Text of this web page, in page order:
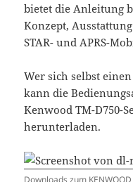
bietet die Anleitung
Konzept,
STAR- und APRS-
Wer sich selbst
kann die
Kenwood TM-D750-
herunterladen.